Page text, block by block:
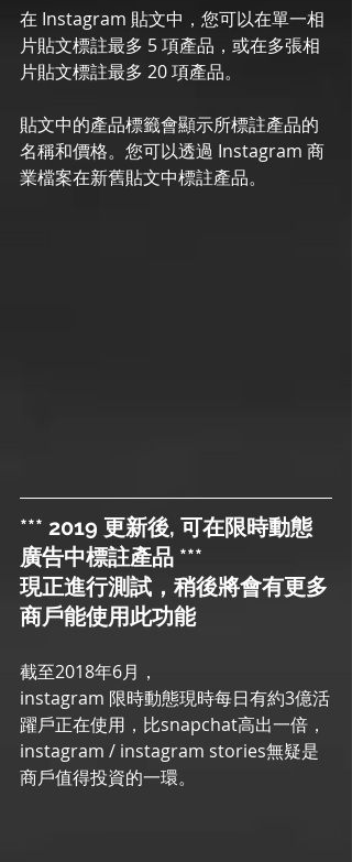
在 Instagram 貼文中，您可以在單一相
片貼文標註最多 5 項產品，或在多張相
片貼文標註最多 20 項產品。
貼文中的產品標籤會顯示所標註產品的
名稱和價格。您可以透過 Instagram 商
業檔案在新舊貼文中標註產品。
*** 2019 更新後, 可在限時動態
廣告中標註產品 ***
現正進行測試，稍後將會有更多
商戶能使用此功能
截至2018年6月，
instagram 限時動態現時每日有約3億活
躍戶正在使用，比snapchat高出一倍，
instagram / instagram stories無疑是
商戶值得投資的一環。